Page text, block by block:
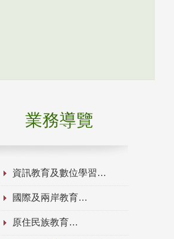
業務導覽
資訊教育及數位學習
國際及兩岸教育
原住民族教育